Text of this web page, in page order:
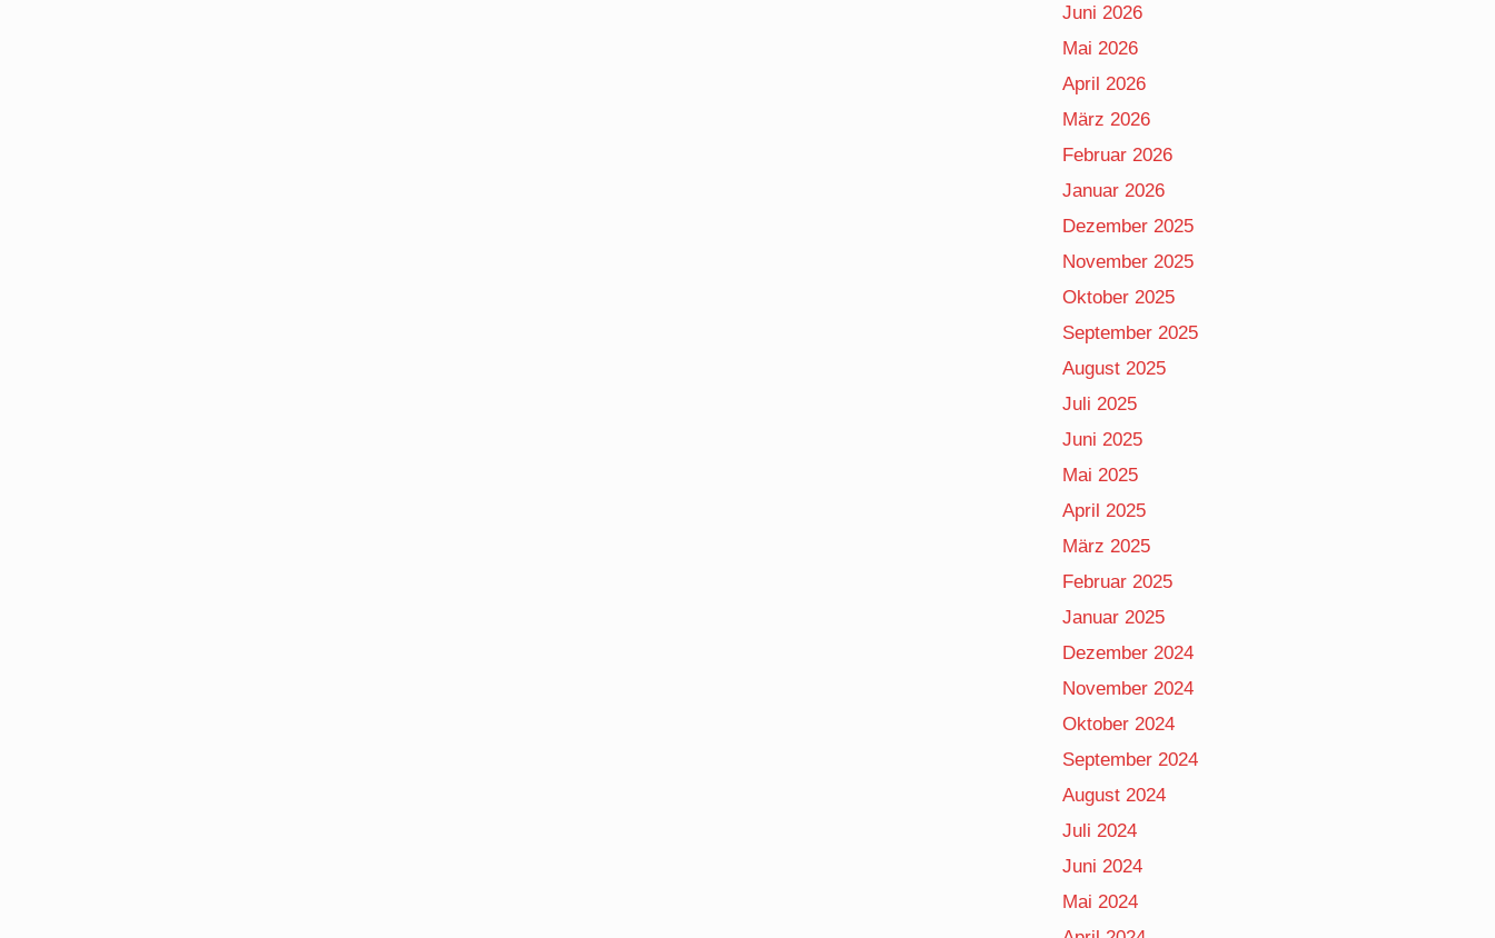
Juni 2026
Mai 2026
April 2026
März 2026
Februar 2026
Januar 2026
Dezember 2025
November 2025
Oktober 2025
September 2025
August 2025
Juli 2025
Juni 2025
Mai 2025
April 2025
März 2025
Februar 2025
Januar 2025
Dezember 2024
November 2024
Oktober 2024
September 2024
August 2024
Juli 2024
Juni 2024
Mai 2024